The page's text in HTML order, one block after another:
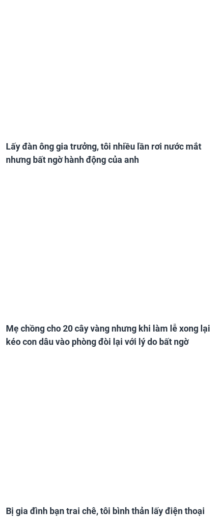
Lấy đàn ông gia trưởng, tôi nhiều lần rơi nước mắt
nhưng bất ngờ hành động của anh
Mẹ chồng cho 20 cây vàng nhưng khi làm lễ xong lại
kéo con dâu vào phòng đòi lại với lý do bất ngờ
Bị gia đình bạn trai chê, tôi bình thản lấy điện thoại